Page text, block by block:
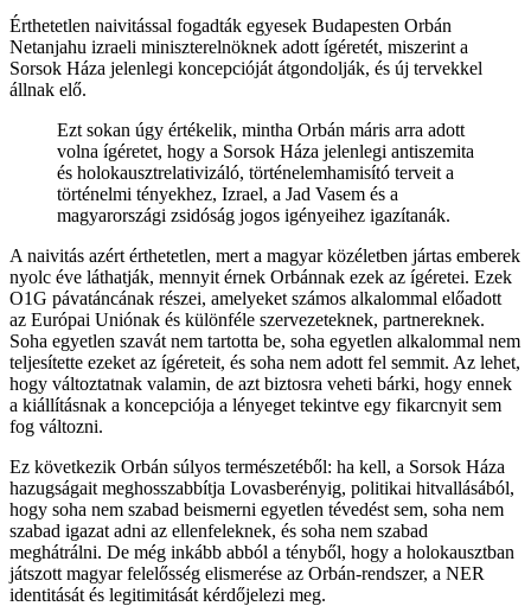
Érthetetlen naivitással fogadták egyesek Budapesten Orbán
Netanjahu izraeli miniszterelnöknek adott ígéretét, miszerint a
Sorsok Háza jelenlegi koncepcióját átgondolják, és új tervekkel
állnak elő.
Ezt sokan úgy értékelik, mintha Orbán máris arra adott
volna ígéretet, hogy a Sorsok Háza jelenlegi antiszemita
és holokausztrelativizáló, történelemhamisító terveit a
történelmi tényekhez, Izrael, a Jad Vasem és a
magyarországi zsidóság jogos igényeihez igazítanák.
A naivitás azért érthetetlen, mert a magyar közéletben jártas emberek
nyolc éve láthatják, mennyit érnek Orbánnak ezek az ígéretei. Ezek
O1G pávatáncának részei, amelyeket számos alkalommal előadott
az Európai Uniónak és különféle szervezeteknek, partnereknek.
Soha egyetlen szavát nem tartotta be, soha egyetlen alkalommal nem
teljesítette ezeket az ígéreteit, és soha nem adott fel semmit. Az lehet,
hogy változtatnak valamin, de azt biztosra veheti bárki, hogy ennek
a kiállításnak a koncepciója a lényeget tekintve egy fikarcnyit sem
fog változni.
Ez következik Orbán súlyos természetéből: ha kell, a Sorsok Háza
hazugságait meghosszabbítja Lovasberényig, politikai hitvallásából,
hogy soha nem szabad beismerni egyetlen tévedést sem, soha nem
szabad igazat adni az ellenfeleknek, és soha nem szabad
meghátrálni. De még inkább abból a tényből, hogy a holokausztban
játszott magyar felelősség elismerése az Orbán-rendszer, a NER
identitását és legitimitását kérdőjelezi meg.